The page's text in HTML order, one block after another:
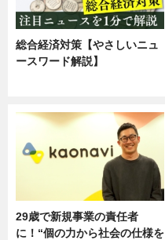
総合経済対策【やさしいニュ
ースワード解説】
29歳で新規事業の責任者
に！“個の力から社会の仕様を